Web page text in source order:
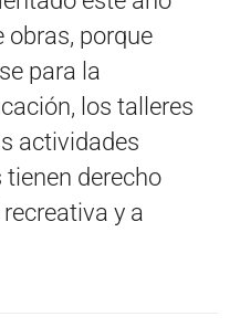
obras, porque
para la
los talleres
actividades
derecho
y a